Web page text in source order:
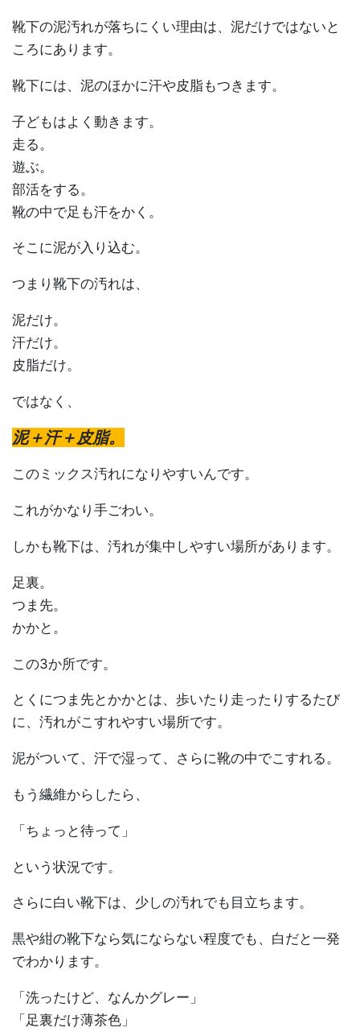
靴下の泥汚れが落ちにくい理由は、泥だけではないと
ころにあります。
靴下には、泥のほかに汗や皮脂もつきます。
子どもはよく動きます。
走る。
遊ぶ。
部活をする。
靴の中で足も汗をかく。
そこに泥が入り込む。
つまり靴下の汚れは、
泥だけ。
汗だけ。
皮脂だけ。
ではなく、
泥＋汗＋皮脂。
このミックス汚れになりやすいんです。
これがかなり手ごわい。
しかも靴下は、汚れが集中しやすい場所があります。
足裏。
つま先。
かかと。
この3か所です。
とくにつま先とかかとは、歩いたり走ったりするたび
に、汚れがこすれやすい場所です。
泥がついて、汗で湿って、さらに靴の中でこすれる。
もう繊維からしたら、
「ちょっと待って」
という状況です。
さらに白い靴下は、少しの汚れでも目立ちます。
黒や紺の靴下なら気にならない程度でも、白だと一発
でわかります。
「洗ったけど、なんかグレー」
「足裏だけ薄茶色」